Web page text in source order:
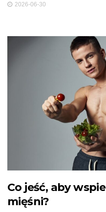
2026-06-30
Co jeść, aby
mięśni?